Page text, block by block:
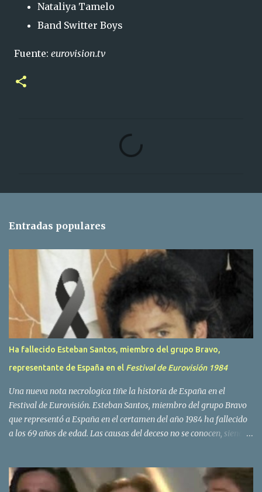
Nataliya Tamelo
Band Switter Boys
Fuente: eurovision.tv
r
s
Entradas populares
Ha fallecido Esteban Santos, miembro del grupo Bravo,
representante de España en el Festival de Eurovisión 1984
Una nueva nota necrologica tiñe la historia de España en el
Festival de Eurovisión. Esteban Santos, miembro del grupo Bravo
que representó a España en el certamen del año 1984 ha fallecido
a los 69 años de edad. Las causas del deceso no se conocen, siendo
traves de las redes sociales. Nacido en Tolosa en 1951, durante su
epoca universitaria en la carrera de empresariales conoció al